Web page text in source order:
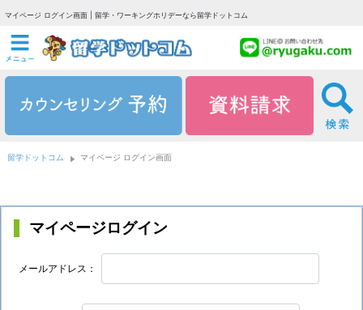
マイページ ログイン画面 | 留学・ワーキングホリデーなら留学ドットコム
留学ドットコム マイページ ログイン画面
マイページログイン
メールアドレス：